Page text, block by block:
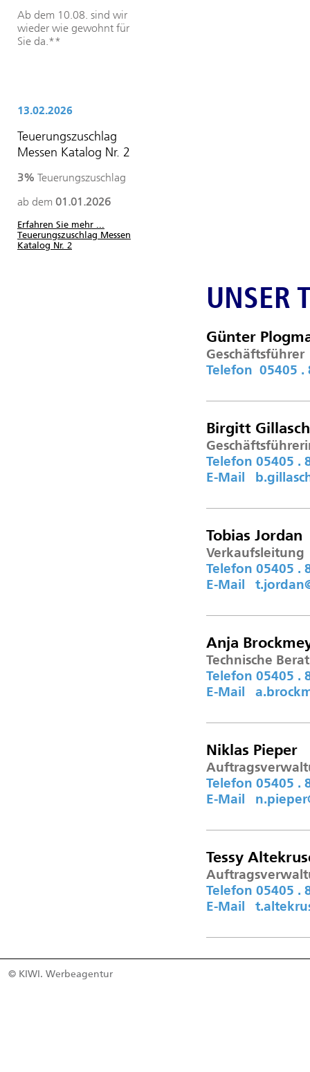
Ab dem 10.08. sind wir
wieder wie gewohnt für
Sie da.**
13.02.2026
Teuerungszuschlag
Messen Katalog Nr. 2
3% Teuerungszuschlag
ab dem 01.01.2026
Erfahren Sie mehr ...
Teuerungszuschlag Messen
Katalog Nr. 2
UNSER
Günter
Geschäftsführer
Telefon 05405 .
Birgitt
Telefon 05405 .
E-Mail
Tobias Jordan
Verkaufsleitung
Telefon 05405 .
E-Mail
Anja
Technische
Telefon 05405 .
E-Mail
Niklas Pieper
Telefon 05405 .
E-Mail
Tessy
Telefon 05405 .
E-Mail
© KIWI. Werbeagentur